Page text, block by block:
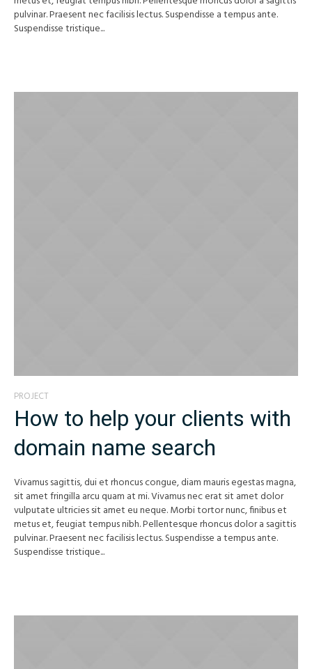
pulvinar. Praesent nec facilisis lectus. Suspendisse a tempus ante.
Suspendisse tristique...
PROJECT
How to help your clients with
domain name search
Vivamus sagittis, dui et rhoncus congue, diam mauris egestas magna,
sit amet fringilla arcu quam at mi. Vivamus nec erat sit amet dolor
vulputate ultricies sit amet eu neque. Morbi tortor nunc, finibus et
metus et, feugiat tempus nibh. Pellentesque rhoncus dolor a sagittis
pulvinar. Praesent nec facilisis lectus. Suspendisse a tempus ante.
Suspendisse tristique...